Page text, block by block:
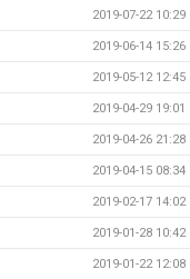
2019-07-22 10:29
2019-06-14 15:26
2019-05-12 12:45
2019-04-29 19:01
2019-04-26 21:28
2019-04-15 08:34
2019-02-17 14:02
2019-01-28 10:42
2019-01-22 12:08